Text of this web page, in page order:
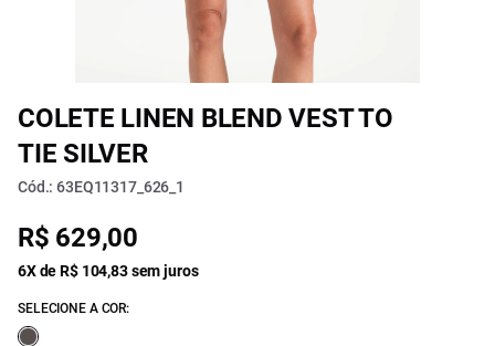
COLETE LINEN BLEND VEST TO
TIE SILVER
Cód.: 63EQ11317_626_1
R$ 629,00
6X de R$ 104,83 sem juros
SELECIONE A COR: